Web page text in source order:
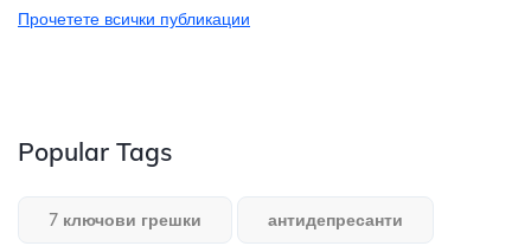
Прочетете всички публикации
Popular Tags
7 ключови грешки антидепресанти